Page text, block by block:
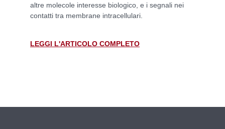
altre molecole interesse biologico, e i segnali nei
contatti tra membrane intracellulari.
LEGGI L'ARTICOLO COMPLETO